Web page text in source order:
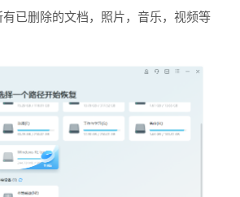
已删除的文档，照片，音乐，视频等